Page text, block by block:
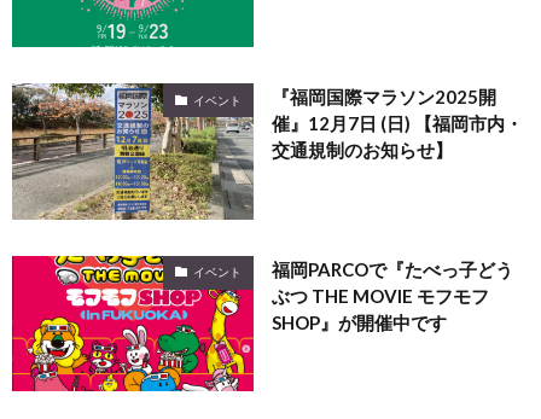
イベント
『福岡国際マラソン2025開
催』12月7日 (日) 【福岡市内・
交通規制のお知らせ】
イベント
福岡PARCOで『たべっ子どう
ぶつ THE MOVIE モフモフ
SHOP』が開催中です